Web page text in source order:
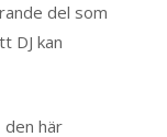
del som
DJ kan
den här